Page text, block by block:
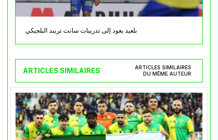
بلعيد يعود إلى تدريبات سانت تريند البلجيكي
ARTICLES SIMILAIRES
ARTICLES SIMILAIRES
DU MÊME AUTEUR